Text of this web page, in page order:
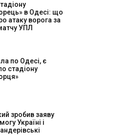
в Одесі: що
атаку ворога за
УПЛ
по Одесі, є
стадіону
зробив заяву
Україні і